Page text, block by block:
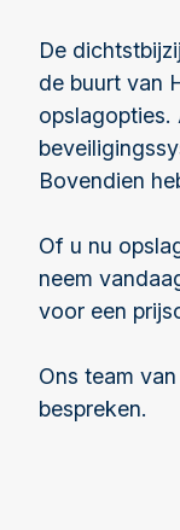
De
de buurt van
opslagopties.
Bovendien
Of u nu
neem
voor een
Ons team
bespreken.